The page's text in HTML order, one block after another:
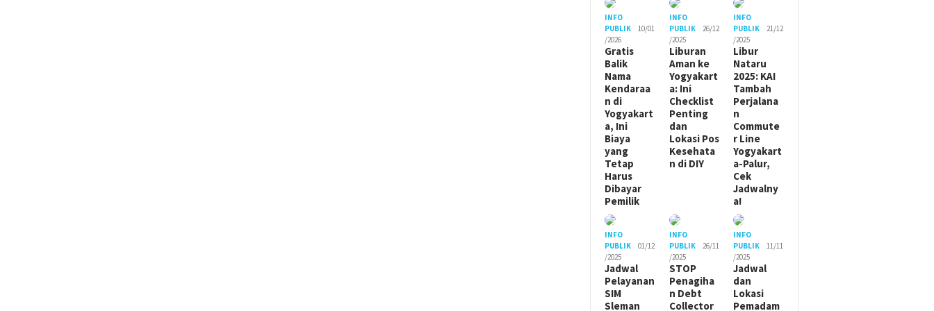
INFO
PUBLIK
10/01
/2026
Gratis
Balik
Nama
Kendaraa
n di
Yogyakart
a, Ini
Biaya
yang
Tetap
Harus
Dibayar
Pemilik
INFO
PUBLIK
26/12
/2025
Liburan
Aman ke
Yogyakart
a: Ini
Checklist
Penting
dan
Lokasi Pos
Kesehata
n di DIY
INFO
PUBLIK
21/12
/2025
Libur
Nataru
2025: KAI
Tambah
Perjalana
n
Commute
r Line
Yogyakart
a-Palur,
Cek
Jadwalny
a!
INFO
PUBLIK
01/12
/2025
Jadwal
Pelayanan
SIM
Sleman
INFO
PUBLIK
26/11
/2025
STOP
Penagiha
n Debt
Collector
INFO
PUBLIK
11/11
/2025
Jadwal
dan
Lokasi
Pemadam